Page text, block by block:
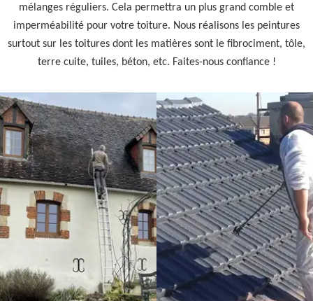
mélanges réguliers. Cela permettra un plus grand comble et
imperméabilité pour votre toiture. Nous réalisons les peintures
surtout sur les toitures dont les matières sont le fibrociment, tôle,
terre cuite, tuiles, béton, etc. Faites-nous confiance !